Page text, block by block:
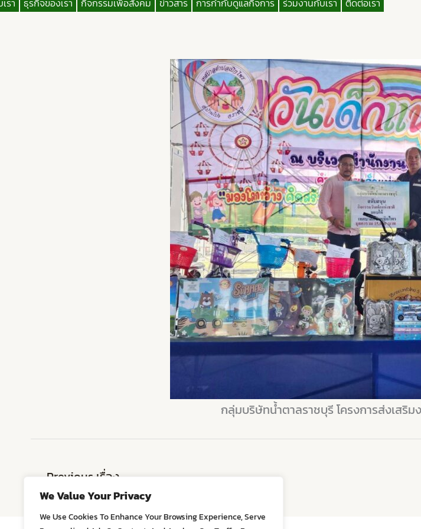
We Value Your Privacy
We Use Cookies To Enhance Your Browsing Experience, Serve
Skip
รา ธุรกิจของเรา กิจกรรมเพื่อสังคม ข่าวสาร การกำกับดูแลกิจการ ร่วมงานกับเรา ติดต่อเรา
กลุ่มบริษัทน้ำตาลราชบุรี โครงการส่งเสริ
Previous เรื่อง